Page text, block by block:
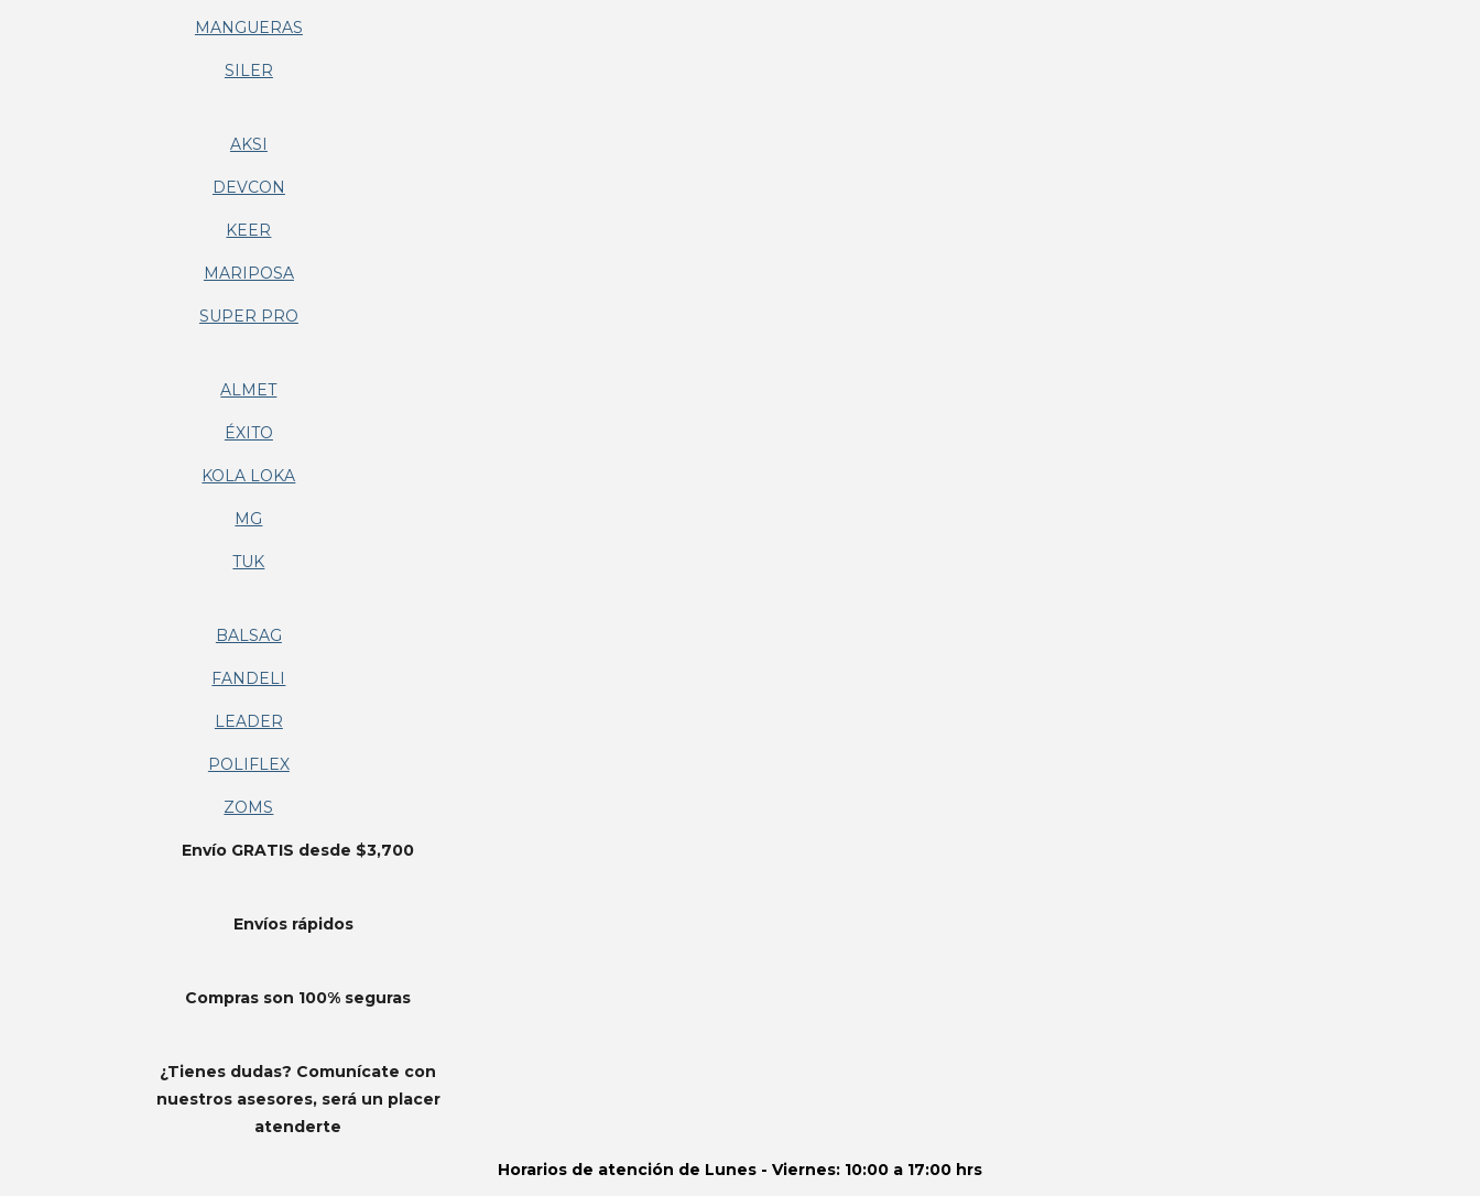
MANGUERAS
SILER
AKSI
DEVCON
KEER
MARIPOSA
SUPER PRO
ALMET
ÉXITO
KOLA LOKA
MG
TUK
BALSAG
FANDELI
LEADER
POLIFLEX
ZOMS
Envío GRATIS desde $3,700
Envíos rápidos
Compras son 100% seguras
¿Tienes dudas? Comunícate con
nuestros asesores, será un placer
atenderte
Horarios de atención de Lunes - Viernes: 10:00 a 17:00 hrs